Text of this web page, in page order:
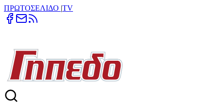
ΠΡΩΤΟΣΕΛΙΔΟ |TV